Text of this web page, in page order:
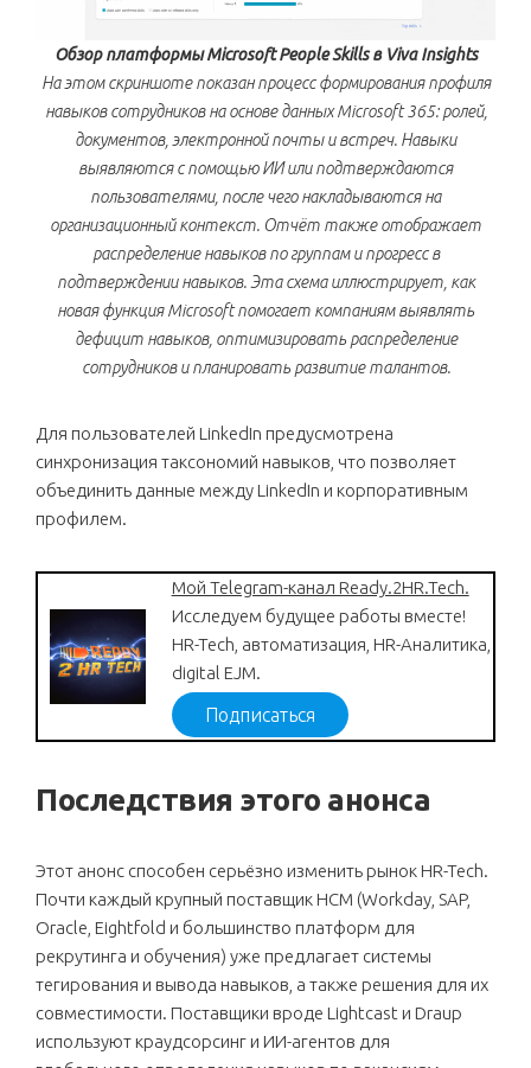
Обзор платформы Microsoft People Skills в Viva Insights
На этом скриншоте показан процесс формирования профиля
навыков сотрудников на основе данных Microsoft 365: ролей,
документов, электронной почты и встреч. Навыки
выявляются с помощью ИИ или подтверждаются
пользователями, после чего накладываются на
организационный контекст. Отчёт также отображает
распределение навыков по группам и прогресс в
подтверждении навыков. Эта схема иллюстрирует, как
новая функция Microsoft помогает компаниям выявлять
дефицит навыков, оптимизировать распределение
сотрудников и планировать развитие талантов.
Для пользователей LinkedIn предусмотрена
синхронизация таксономий навыков, что позволяет
объединить данные между LinkedIn и корпоративным
профилем.
Мой Telegram-канал Ready.2HR.Tech.
Исследуем будущее работы вместе!
HR-Tech, автоматизация, HR-Аналитика,
digital EJM.
Подписаться
Последствия этого анонса
Этот анонс способен серьёзно изменить рынок HR-Tech.
Почти каждый крупный поставщик HCM (Workday, SAP,
Oracle, Eightfold и большинство платформ для
рекрутинга и обучения) уже предлагает системы
тегирования и вывода навыков, а также решения для их
совместимости. Поставщики вроде Lightcast и Draup
используют краудсорсинг и ИИ-агентов для